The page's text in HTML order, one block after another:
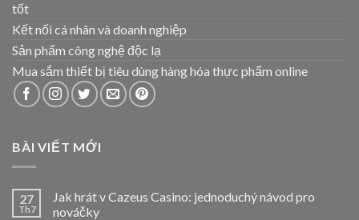
tốt
Kết nối cá nhân và doanh nghiệp
Sản phẩm công nghệ độc lạ
Mua sắm thiết bị tiêu dùng hàng hóa thực phẩm online
BÀI VIẾT MỚI
27
Th7
Jak hrát v Cazeus Casino: jednoduchý návod pro
nováčky